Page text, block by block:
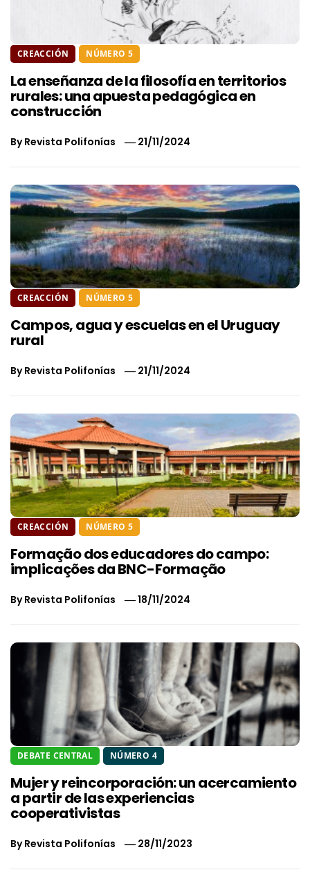
CREACCIÓN NÚMERO 5
La enseñanza de la filosofía en territorios
rurales: una apuesta pedagógica en
construcción
ByRevista Polifonías 21/11/2024
CREACCIÓN NÚMERO 5
Campos, agua y escuelas en el Uruguay
rural
ByRevista Polifonías 21/11/2024
CREACCIÓN NÚMERO 5
Formação dos educadores do campo:
implicações da BNC-Formação
ByRevista Polifonías 18/11/2024
DEBATE CENTRAL NÚMERO 4
Mujer y reincorporación: un acercamiento
a partir de las experiencias
cooperativistas
ByRevista Polifonías 28/11/2023